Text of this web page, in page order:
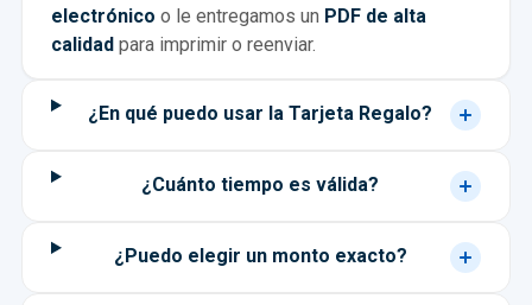
electrónico o le entregamos un PDF de alta
calidadpara imprimir o reenviar.
¿En qué puedo usar la Tarjeta Regalo?
¿Cuánto tiempo es válida?
¿Puedo elegir un monto exacto?